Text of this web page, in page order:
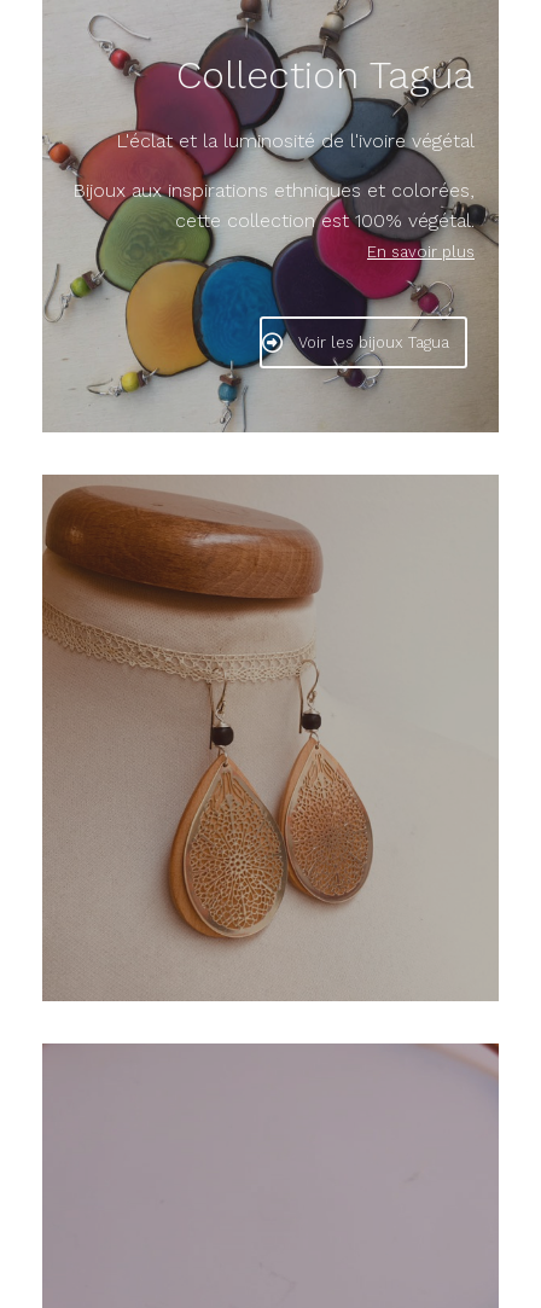
Collection Tagua
L'éclat et la luminosité de l'ivoire végétal
Bijoux aux inspirations ethniques et colorées,
cette collection est 100% végétal.
En savoir plus
Voir les bijoux Tagua
En savoir plus
Voir les bijoux Délicatesse